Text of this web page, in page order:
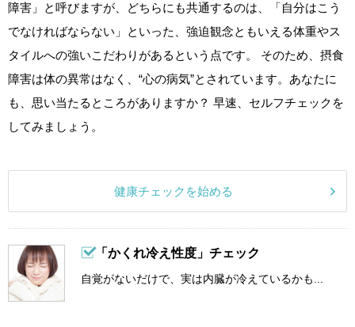
障害」と呼びますが、どちらにも共通するのは、「自分はこう
でなければならない」といった、強迫観念ともいえる体重やス
タイルへの強いこだわりがあるという点です。 そのため、摂食
障害は体の異常はなく、“心の病気”とされています。あなたに
も、思い当たるところがありますか？ 早速、セルフチェックを
してみましょう。
健康チェックを始める
「かくれ冷え性度」チェック
自覚がないだけで、実は内臓が冷えているかも...